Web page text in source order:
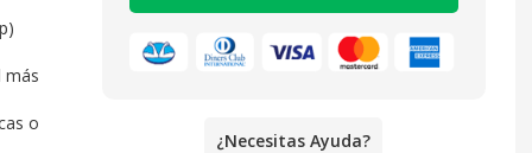
más
o
¿Necesitas Ayuda?